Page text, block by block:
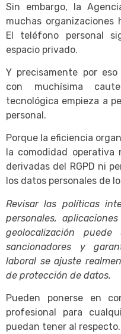
Sin embargo, la
muchas organizaciones
El teléfono personal
espacio privado.
Y precisamente por
con muchísima
tecnológica empieza a
personal.
Porque la eficiencia
la comodidad operativa
derivadas del RGPD ni
los datos personales de
Revisar las políticas
personales,
geolocalización
sancionadores y
laboral se ajuste
de protección de datos.
Pueden ponerse en
profesional para
puedan tener al respecto.